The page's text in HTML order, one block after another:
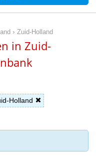
› Zuid-Holland
in Zuid-
Holland